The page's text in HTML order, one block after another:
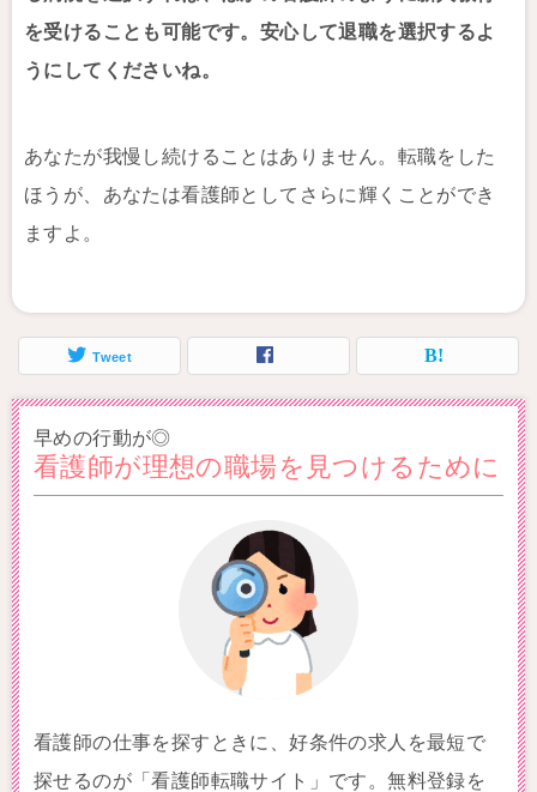
を受けることも可能です。安心して退職を選択するよ
うにしてくださいね。
あなたが我慢し続けることはありません。転職をした
ほうが、あなたは看護師としてさらに輝くことができ
ますよ。
Tweet
早めの行動が◎
看護師が理想の職場を見つけるために
看護師の仕事を探すときに、好条件の求人を最短で
探せるのが「看護師転職サイト」です。無料登録を